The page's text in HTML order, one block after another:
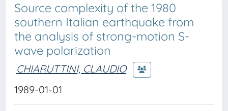
Source complexity of the 1980
southern Italian earthquake from
the analysis of strong-motion S-
wave polarization
CHIARUTTINI, CLAUDIO
1989-01-01